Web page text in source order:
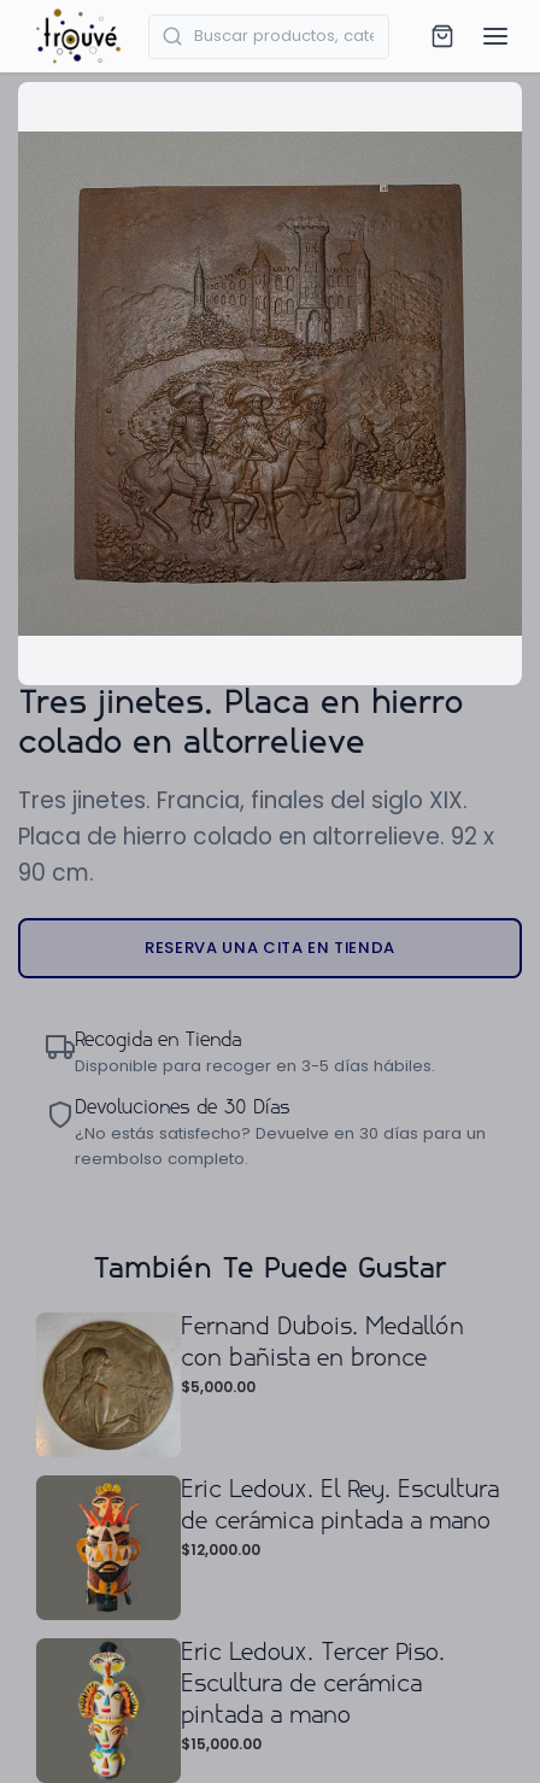
Tres jinetes. Placa en hierro
colado en altorrelieve
Tres jinetes. Francia, finales del siglo XIX.
Placa de hierro colado en altorrelieve. 92 x
90 cm.
RESERVA UNA CITA EN TIENDA
Recogida en Tienda
Disponible para recoger en 3-5 días hábiles.
Devoluciones de 30 Días
¿No estás satisfecho? Devuelve en 30 días para un
reembolso completo.
También Te Puede Gustar
Fernand Dubois. Medallón
con bañista en bronce
$5,000.00
Eric Ledoux. El Rey. Escultura
de cerámica pintada a mano
$12,000.00
Eric Ledoux. Tercer Piso.
Escultura de cerámica
pintada a mano
$15,000.00